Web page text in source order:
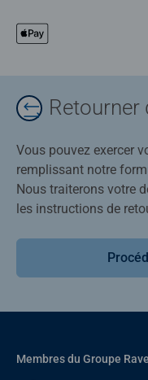
Retourner
Vous pouvez exercer
remplissant notre
Nous traiterons votre
les instructions de
Membres du Groupe